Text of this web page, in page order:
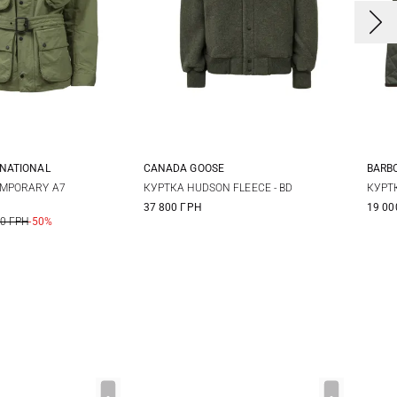
XLA7
ГРН-50%
M L XL
CANADA GOOSE
КУРТКА HUDSON FLEECE - BD
37 800 ГРН
19